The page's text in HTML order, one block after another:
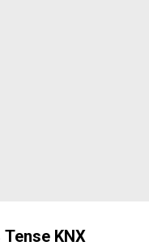
KNX